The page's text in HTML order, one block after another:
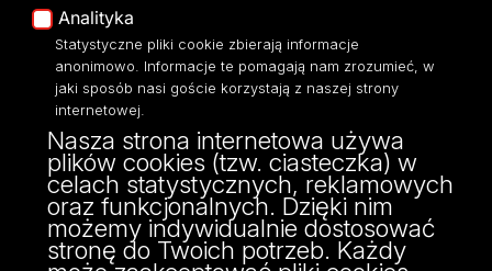
Dostępność
ul. Narutowicza 68, 90-136 Łódź
NIP: 724 000 32 43
Adres do doręczeń elektronicznych (ADE):
AE:PL-74796-17640-IHHIV-17
KONTAKT
Analityka
Statystyczne pliki cookie zbierają informacje
anonimowo. Informacje te pomagają nam zrozumieć, w
jaki sposób nasi goście korzystają z naszej strony
internetowej.
Nasza strona internetowa używa
plików cookies (tzw. ciasteczka) w
celach statystycznych, reklamowych
oraz funkcjonalnych. Dzięki nim
możemy indywidualnie dostosować
stronę do Twoich potrzeb. Każdy